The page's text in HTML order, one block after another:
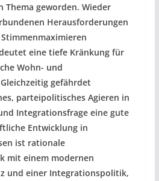
geworden. Wieder
Herausforderungen
eine tiefe Kränkung für
Wohn- und
gefährdet
parteipolitisches Agieren in
Integrationsfrage eine gute
Entwicklung in
ist rationale
mit einem modernen
und einer Integrationspolitik,